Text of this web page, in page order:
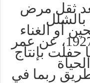
ثقل مرض
بالشلل
أو الغناء
، عن عمر
حفلتبإنتاج
الحياة
ربما في